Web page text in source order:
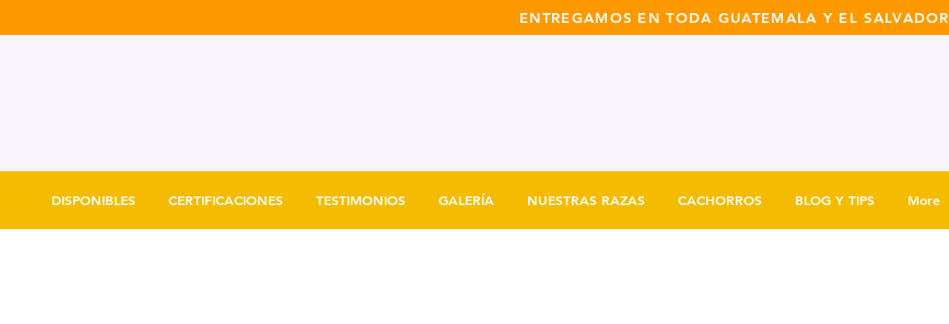
ENTREGAMOS EN TODA GUATEMALA Y EL SALVADOR
DISPONIBLES CERTIFICACIONES TESTIMONIOS GALERÍA NUESTRAS RAZAS CACHORROS BLOG Y TIPS More